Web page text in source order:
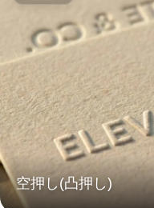
空押し(凸押し)